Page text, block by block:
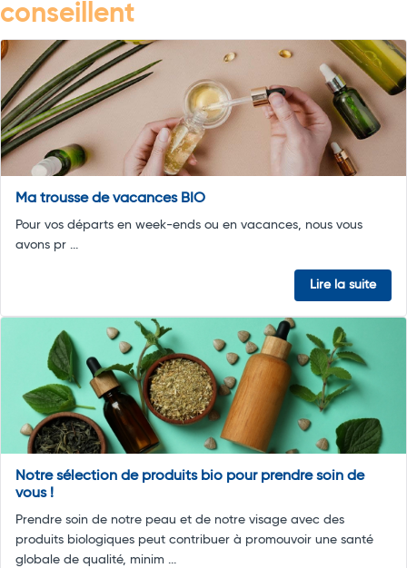
conseillent
Ma trousse de vacances BIO
Pour vos départs en week-ends ou en vacances, nous vous
avons pr ...
Lire la suite
Notre sélection de produits bio pour prendre soin de
vous !
Prendre soin de notre peau et de notre visage avec des
produits biologiques peut contribuer à promouvoir une santé
globale de qualité, minim ...